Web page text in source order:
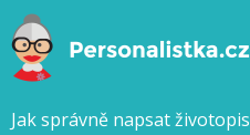
Jak správně napsat životopis